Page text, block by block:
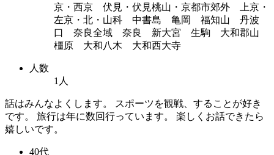
京・西京 伏見・伏見桃山・京都市郊外 上京・
左京・北・山科 中書島 亀岡 福知山 丹波
口 奈良全域 奈良 新大宮 生駒 大和郡山
橿原 大和八木 大和西大寺
人数
1人
話はみんなよくします。 スポーツを観戦、することが好き
です。 旅行は年に数回行っています。 楽しくお話できたら
嬉しいです。
40代